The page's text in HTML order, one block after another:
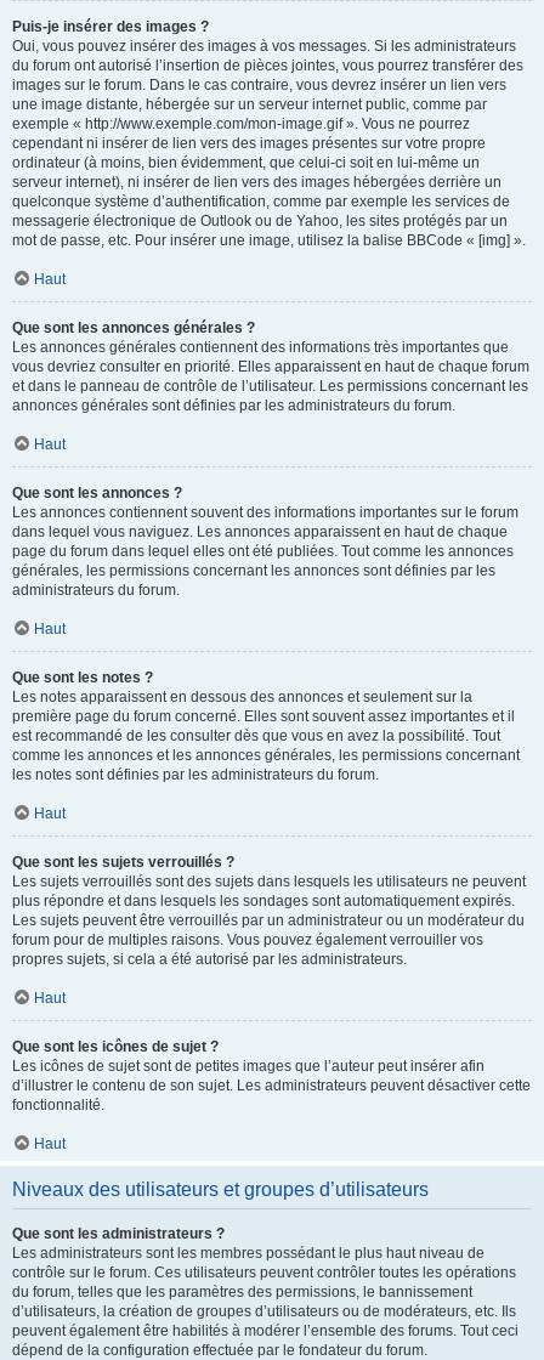
Puis-je insérer des images ?
Oui, vous pouvez insérer des images à vos messages. Si les administrateurs
du forum ont autorisé l’insertion de pièces jointes, vous pourrez transférer des
images sur le forum. Dans le cas contraire, vous devrez insérer un lien vers
une image distante, hébergée sur un serveur internet public, comme par
exemple « http://www.exemple.com/mon-image.gif ». Vous ne pourrez
cependant ni insérer de lien vers des images présentes sur votre propre
ordinateur (à moins, bien évidemment, que celui-ci soit en lui-même un
serveur internet), ni insérer de lien vers des images hébergées derrière un
quelconque système d’authentification, comme par exemple les services de
messagerie électronique de Outlook ou de Yahoo, les sites protégés par un
mot de passe, etc. Pour insérer une image, utilisez la balise BBCode « [img] ».
Haut
Que sont les annonces générales ?
Les annonces générales contiennent des informations très importantes que
vous devriez consulter en priorité. Elles apparaissent en haut de chaque forum
et dans le panneau de contrôle de l’utilisateur. Les permissions concernant les
annonces générales sont définies par les administrateurs du forum.
Haut
Que sont les annonces ?
Les annonces contiennent souvent des informations importantes sur le forum
dans lequel vous naviguez. Les annonces apparaissent en haut de chaque
page du forum dans lequel elles ont été publiées. Tout comme les annonces
générales, les permissions concernant les annonces sont définies par les
administrateurs du forum.
Haut
Que sont les notes ?
Les notes apparaissent en dessous des annonces et seulement sur la
première page du forum concerné. Elles sont souvent assez importantes et il
est recommandé de les consulter dès que vous en avez la possibilité. Tout
comme les annonces et les annonces générales, les permissions concernant
les notes sont définies par les administrateurs du forum.
Haut
Que sont les sujets verrouillés ?
Les sujets verrouillés sont des sujets dans lesquels les utilisateurs ne peuvent
plus répondre et dans lesquels les sondages sont automatiquement expirés.
Les sujets peuvent être verrouillés par un administrateur ou un modérateur du
forum pour de multiples raisons. Vous pouvez également verrouiller vos
propres sujets, si cela a été autorisé par les administrateurs.
Haut
Que sont les icônes de sujet ?
Les icônes de sujet sont de petites images que l’auteur peut insérer afin
d’illustrer le contenu de son sujet. Les administrateurs peuvent désactiver cette
fonctionnalité.
Haut
Niveaux des utilisateurs et groupes d’utilisateurs
Que sont les administrateurs ?
Les administrateurs sont les membres possédant le plus haut niveau de
contrôle sur le forum. Ces utilisateurs peuvent contrôler toutes les opérations
du forum, telles que les paramètres des permissions, le bannissement
d’utilisateurs, la création de groupes d’utilisateurs ou de modérateurs, etc. Ils
peuvent également être habilités à modérer l’ensemble des forums. Tout ceci
dépend de la configuration effectuée par le fondateur du forum.